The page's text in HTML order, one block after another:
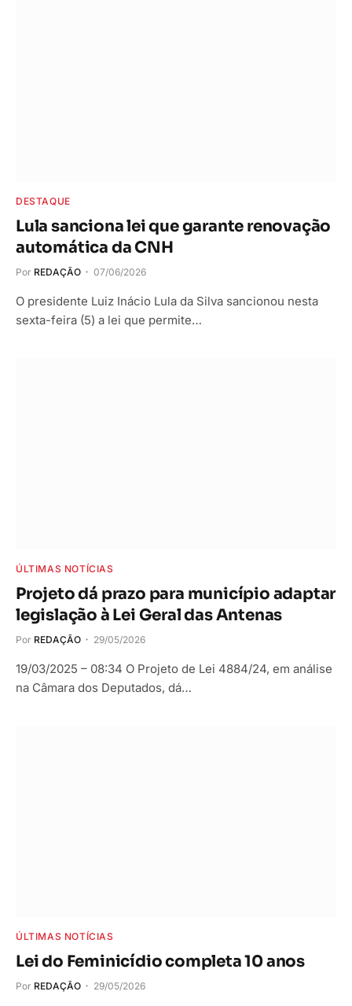
DESTAQUE
Lula sanciona lei que garante renovação
automática da CNH
Por REDAÇÃO 07/06/2026
O presidente Luiz Inácio Lula da Silva sancionou nesta
sexta-feira (5) a lei que permite…
ÚLTIMAS NOTÍCIAS
Projeto dá prazo para município adaptar
legislação à Lei Geral das Antenas
Por REDAÇÃO 29/05/2026
19/03/2025 – 08:34 O Projeto de Lei 4884/24, em análise
na Câmara dos Deputados, dá…
ÚLTIMAS NOTÍCIAS
Lei do Feminicídio completa 10 anos
Por REDAÇÃO 29/05/2026